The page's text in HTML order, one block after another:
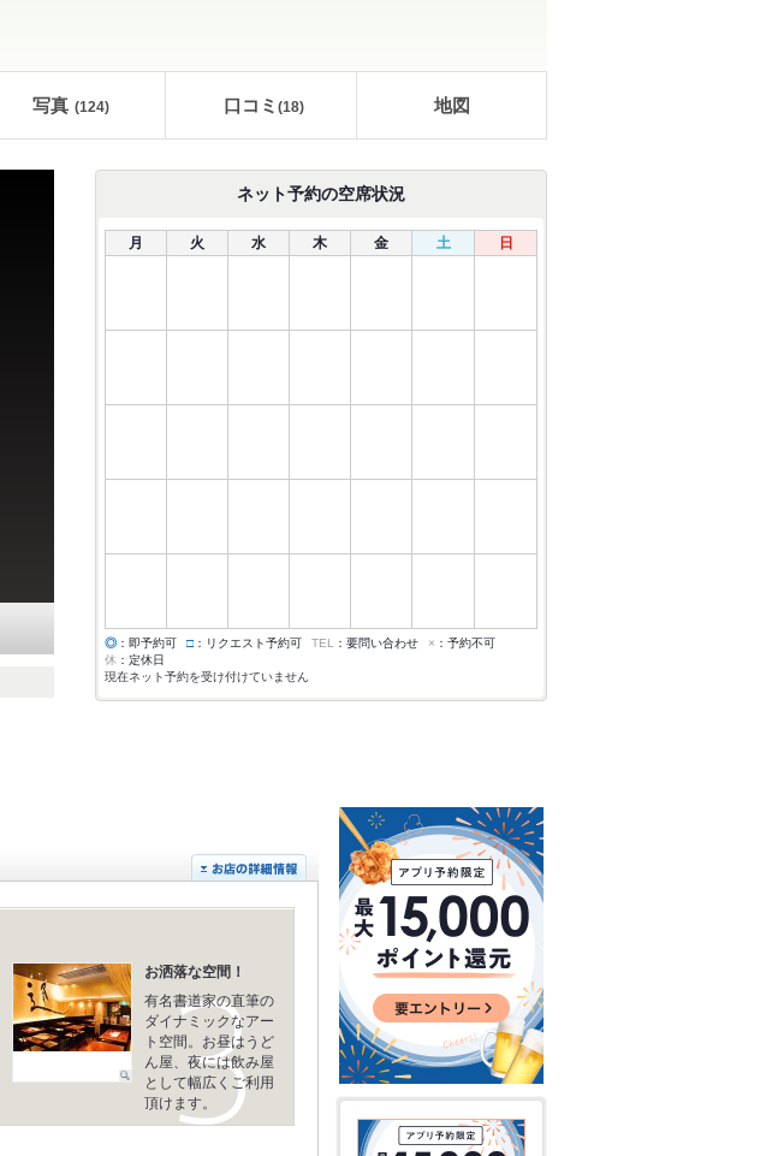
写真 (124) 口コミ (18) 地図
ネット予約の空席状況
月 火 水 木 金 土 日
◎ ：即予約可 □ ：リクエスト予約可 TEL ：要問い合わせ × ：予約不可
休 ：定休日
現在ネット予約を受け付けていません
お洒落な空間！
有名書道家の直筆の
ダイナミックなアー
ト空間。お昼はうど
ん屋、夜には飲み屋
として幅広くご利用
頂けます。